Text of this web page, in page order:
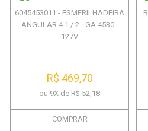
6045453011 - ESMERILHADEIRA
ANGULAR 4.1 / 2 - GA 4530 -
127V
R$ 469,70
ou 9X de R$ 52,18
COMPRAR